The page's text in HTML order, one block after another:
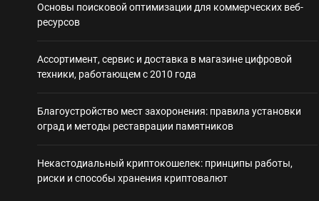
Некастодиальный
Основы поисковой оптимизации для коммерческих веб-
ресурсов
Ассортимент, сервис и доставка в магазине цифровой
техники, работающем с 2010 года
Благоустройство мест захоронения: правила установки
оград и методы реставрации памятников
Некастодиальный криптокошелек: принципы работы,
риски и способы хранения криптовалют